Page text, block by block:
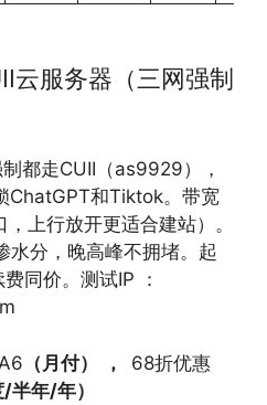
云服务器（三网强制
都走CUII（as9929），
ChatGPT和Tiktok。带宽
上行放开更适合建站）。
水分，晚高峰不拥堵。起
同价。测试IP ：
（月付） ，
68折优惠
/半年/年）